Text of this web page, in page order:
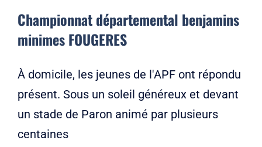
Championnat départemental benjamins
minimes FOUGERES
À domicile, les jeunes de l'APF ont répondu
présent. Sous un soleil généreux et devant
un stade de Paron animé par plusieurs
centaines